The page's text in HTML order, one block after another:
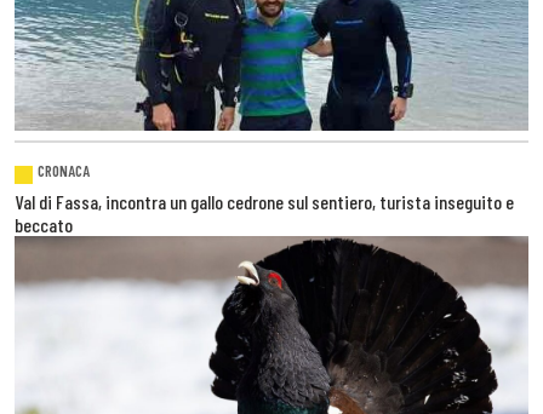
CRONACA
Val di Fassa, incontra un gallo cedrone sul sentiero, turista inseguito e
beccato